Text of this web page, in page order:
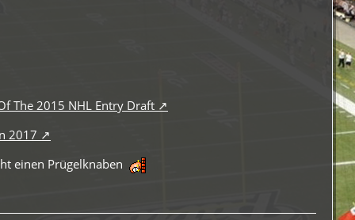
The 2015 NHL Entry Draft
2017
einen Prügelknaben